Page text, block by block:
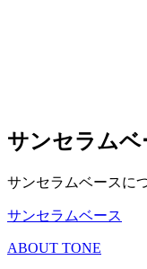
サンセラムベ
サンセラムベースに
サンセラムベース
ABOUT TONE